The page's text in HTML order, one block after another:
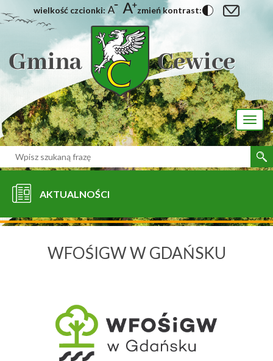
wielkość czcionki: zmień kontrast:
AKTUALNOŚCI
WFOŚIGW W GDAŃSKU
[interaktywna-mapa]